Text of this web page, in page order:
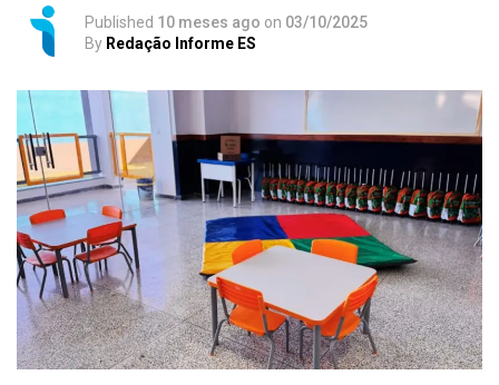
Published 10 meses ago on 03/10/2025
By Redação Informe ES